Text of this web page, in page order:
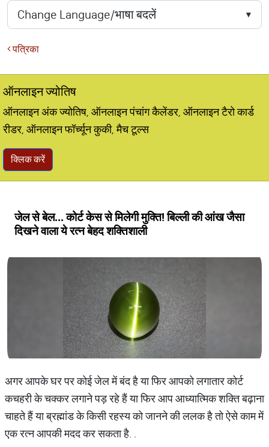
पत्रिका
ऑनलाइन ज्योतिष
ऑनलाइन अंक ज्योतिष, ऑनलाइन पंचांग कैलेंडर, ऑनलाइन टैरो कार्ड
रीडर, ऑनलाइन फॉर्च्यून कुकी, मैच टूल्स
क्लिक करें
जेल से बेल... कोर्ट केस से मिलेगी मुक्ति! बिल्ली की आंख जैसा
दिखने वाला ये रत्न बेहद शक्तिशाली
अगर आपके घर पर कोई जेल में बंद है या फिर आपको लगातार कोर्ट
कचहरी के चक्कर लगाने पड़ रहे हैं या फिर आप आध्यात्मिक शक्ति बढ़ाना
चाहते हैं या ब्रह्मांड के किसी रहस्य को जानने की ललक है तो ऐसे काम में
एक रत्न आपकी मदद कर सकता है. .